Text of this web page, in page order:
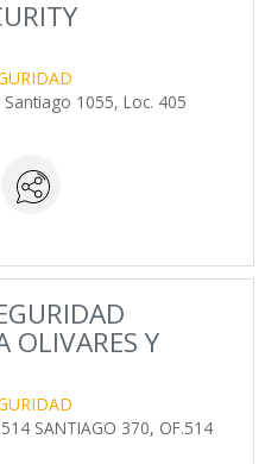
Santiago 1055, Loc. 405
OLIVARES Y
SANTIAGO 370, OF.514